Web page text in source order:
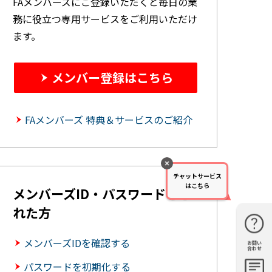
お問い
合わせ
購入・見
仕様・機
務に役立つ専用サービスをご利用いただけ
ます。
メンバー登録はこちら
FAメンバーズ 特典＆サービスのご紹介
メンバーズID・パスワードを忘
れた方
メンバーズIDを確認する
パスワードを初期化する
チャットサービス
はこちら